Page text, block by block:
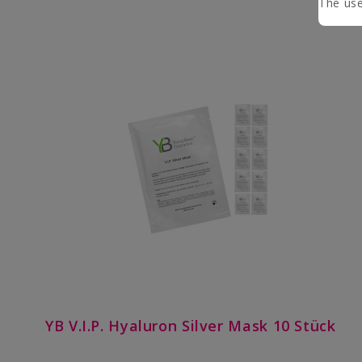
YB V.I.P. Hyaluron Silver Mask 10 Stück